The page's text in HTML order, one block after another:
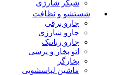
شیکر شارژی
شستشو و نظافت
جارو برقی
جارو شارژی
جارو رباتیک
اتو بخار و پرسی
بخارگر
ماشین لباسشویی